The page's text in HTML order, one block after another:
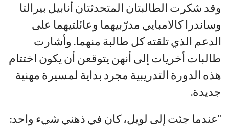
وقد شكرت الطالبتان المتحدثتان أنابيل بيرالتا
وساندرا كالامبايي مدرّبيهما وعائلتيهما على
الدعم الذي تلقته كل طالبة منهما. وأشارت
طالبات أخريات إلى أنهن يتوقعن أن يكون اختتام
هذه الدورة التدريبية مجرد بداية لمسيرة مهنية
جديدة.
"عندما جئت إلى لويل، كان في ذهني شيء واحد: